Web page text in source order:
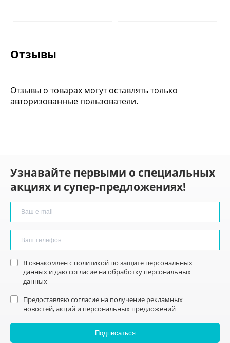
Отзывы
Отзывы о товарах могут оставлять только
авторизованные пользователи.
Узнавайте первыми о специальных
акциях и супер-предложениях!
Я ознакомлен с политикой по защите персональных
данных идаю согласие на обработку персональных
данных
Предоставляю согласие на получение рекламных
новостей, акций и персональных предложений